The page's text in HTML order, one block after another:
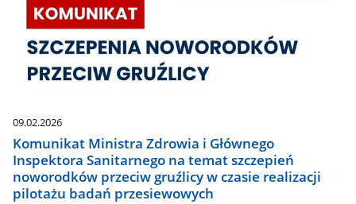
09.02.2026
Komunikat Ministra Zdrowia i Głównego
Inspektora Sanitarnego na temat szczepień
noworodków przeciw gruźlicy w czasie realizacji
pilotażu badań przesiewowych